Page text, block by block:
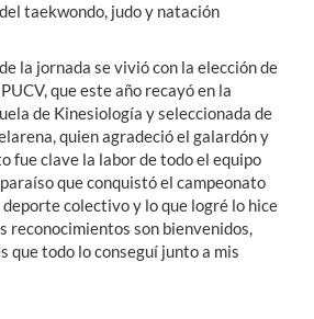
taekwondo, judo y natación
la jornada se vivió con la elección de
que este año recayó en la
de Kinesiología y seleccionada de
quien agradeció el galardón y
fue clave la labor de todo el equipo
que conquistó el campeonato
deporte colectivo y lo que logré lo hice
reconocimientos son bienvenidos,
que todo lo conseguí junto a mis